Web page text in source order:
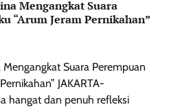
Mengangkat Suara
“Arum Jeram Pernikahan”
Suara Perempuan
JAKARTA-
hangat dan penuh refleksi